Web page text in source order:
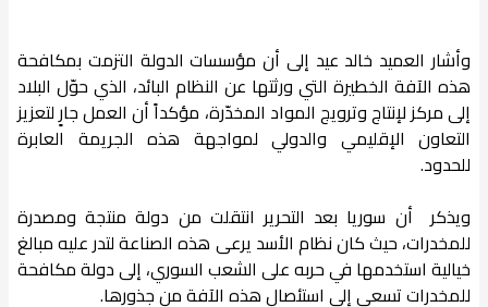
وأشار العميد خالد عيد إلى أن مؤسسات الدولة التزمت بمكافحة
هذه الآفة الخطيرة التي ورثتها عن النظام البائد، الذي حوّل البلاد
إلى مركز لإنتاج وترويج المواد المخدّرة، مؤكداً أن العمل جارٍ لتعزيز
التعاون الإقليمي والدولي لمواجهة هذه الجريمة العابرة
للحدود.
ويذكر أن سوريا بعد التحرير انتقلت من دولة منتجة ومصدرة
للمخدرات، حيث كان نظام الأسد يرعى هذه الصناعة لتدر عليه مبالغ
خيالية استخدمها في حربه على الشعب السوري، إلى دولة مكافحة
للمخدرات تسعى إلى استئصال هذه الآفة من جذورها.